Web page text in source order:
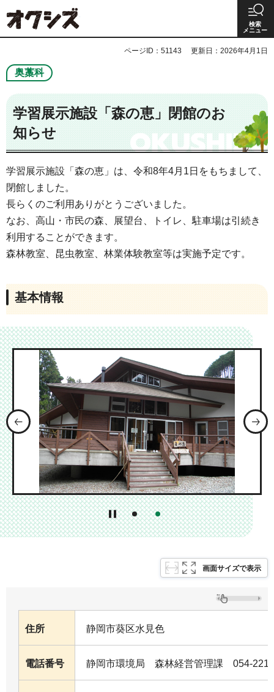
検索
メニュー
ページID：51143 更新日：2026年4月1日
奥藁科
学習展示施設「森の恵」閉館のお
知らせ
学習展示施設「森の恵」は、令和8年4月1日をもちまして、
閉館しました。
長らくのご利用ありがとうございました。
なお、高山・市民の森、展望台、トイレ、駐車場は引続き
利用することができます。
森林教室、昆虫教室、林業体験教室等は実施予定です。
基本情報
前のスライドを表示
1番目のスライドを表示
2番目のスライドを表示
画面サイズで表示
住所 静岡市葵区水見色
電話番号 静岡市環境局 森林経営管理課 054-